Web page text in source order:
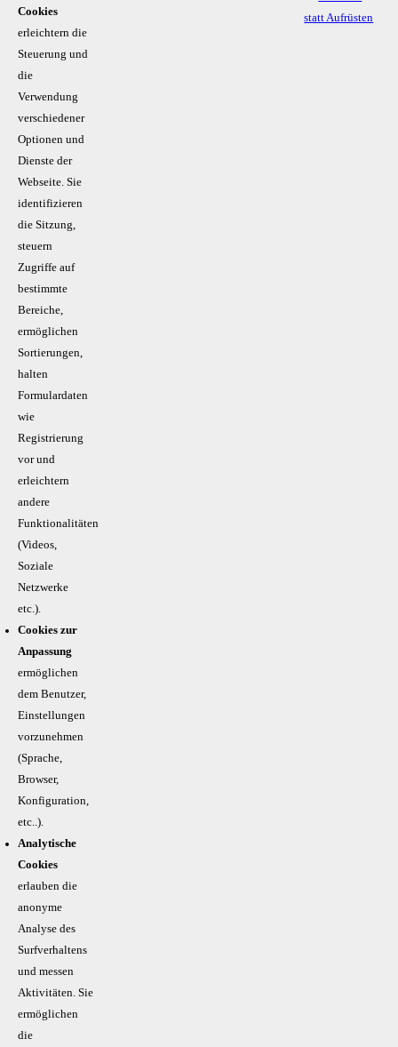
Cookies
erleichtern die
Steuerung und
die
Verwendung
verschiedener
Optionen und
Dienste der
Webseite. Sie
identifizieren
die Sitzung,
steuern
Zugriffe auf
bestimmte
Bereiche,
ermöglichen
Sortierungen,
halten
Formulardaten
wie
Registrierung
vor und
erleichtern
andere
Funktionalitäten
(Videos,
Soziale
Netzwerke
etc.).
Cookies zur
Anpassung
ermöglichen
dem Benutzer,
Einstellungen
vorzunehmen
(Sprache,
Browser,
Konfiguration,
etc..).
Analytische
Cookies
erlauben die
anonyme
Analyse des
Surfverhaltens
und messen
Aktivitäten. Sie
ermöglichen
die